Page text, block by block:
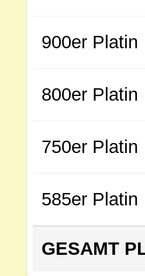
900er Platin
800er Platin
750er Platin
585er Platin
GESAMT